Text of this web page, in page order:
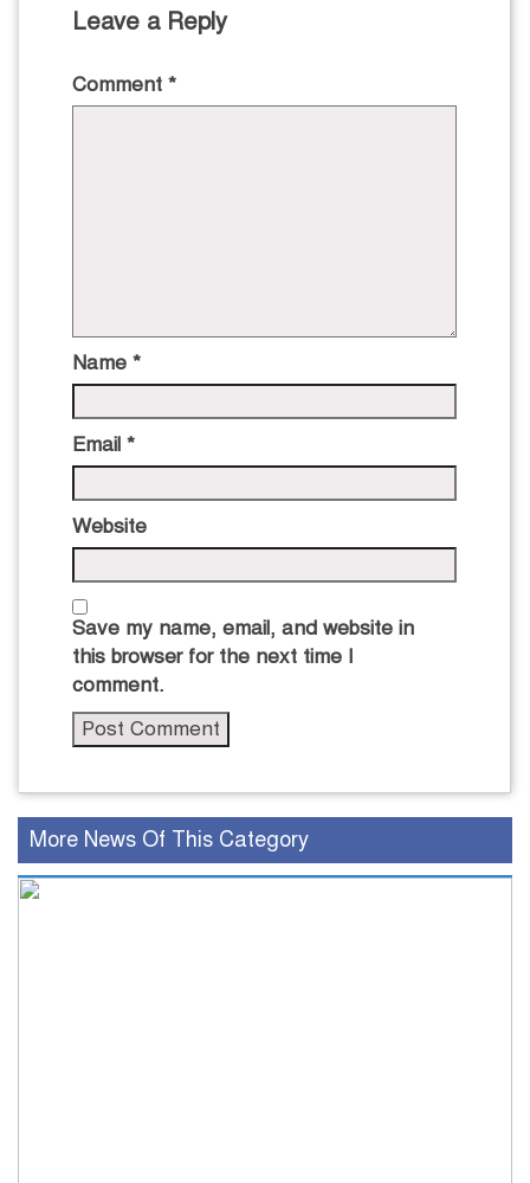
Leave a Reply
Comment *
Name *
Email *
Website
Save my name, email, and website in
this browser for the next time I
comment.
More News Of This Category